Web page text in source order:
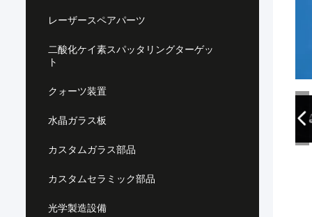
レーザースペアパーツ
二酸化ケイ素スパッタリングターゲッ
ト
クォーツ装置
水晶ガラス板
カスタムガラス部品
カスタムセラミック部品
光学製造設備